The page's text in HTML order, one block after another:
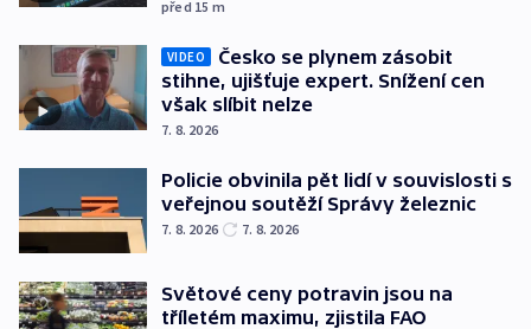
před 15 m
VIDEO
Česko se plynem zásobit
stihne, ujišťuje expert. Snížení cen
však slíbit nelze
7. 8. 2026
Policie obvinila pět lidí v souvislosti s
veřejnou soutěží Správy železnic
7. 8. 2026 7. 8. 2026
Světové ceny potravin jsou na
tříletém maximu, zjistila FAO